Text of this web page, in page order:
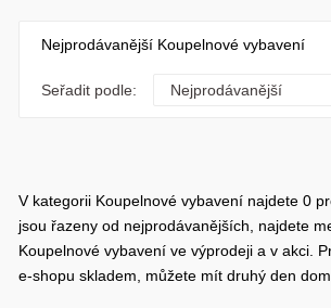
Nejprodávanější Koupelnové vybavení
Seřadit podle:
V kategorii Koupelnové vybavení najdete 0
jsou řazeny od nejprodávanějších, najdete
Koupelnové vybavení ve výprodeji a v akci.
e-shopu skladem, můžete mít druhý den